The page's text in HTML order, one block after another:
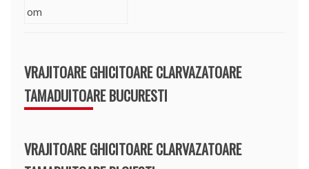
VRAJITOARE GHICITOARE CLARVAZATOARE
TAMADUITOARE BUCURESTI
VRAJITOARE GHICITOARE CLARVAZATOARE